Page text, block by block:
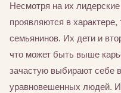
Несмотря на их
проявляются в
семьянинов. Их дети и
что может быть выше
зачастую выбирают себе
уравновешенных людей.